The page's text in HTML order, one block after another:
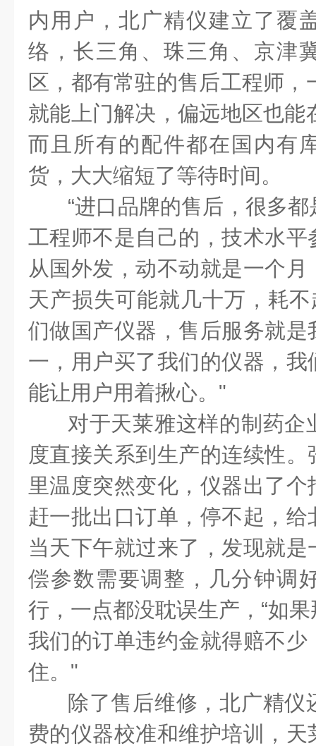
内用户，北广精仪建立了覆
络，长三角、珠三角、京津
区，都有常驻的售后工程师
就能上门解决，偏远地区也能
而且所有的配件都在国内有
货，大大缩短了等待时间。
“进口品牌的售后，很多
工程师不是自己的，技术水
从国外发，动不动就是一个
天产损失可能就几十万，耗
们做国产仪器，售后服务就
一，用户买了我们的仪器，
能让用户用着揪心。"
对于天莱雅这样的制药企
度直接关系到生产的连续性
里温度突然变化，仪器出了
赶一批出口订单，停不起，
当天下午就过来了，发现就
偿参数需要调整，几分钟调
行，一点都没耽误生产，“如
我们的订单违约金就得赔不
住。"
除了售后维修，北广精仪
费的仪器校准和维护培训，